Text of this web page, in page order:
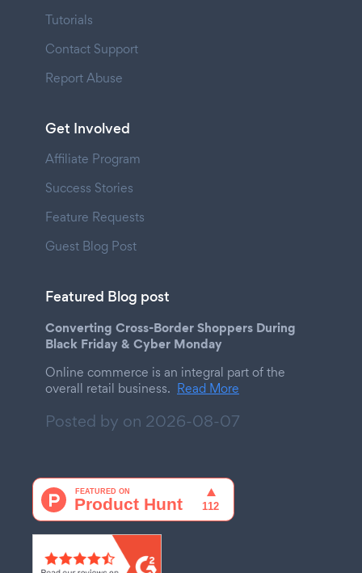
Tutorials
Contact Support
Report Abuse
Get Involved
Affiliate Program
Success Stories
Feature Requests
Guest Blog Post
Featured Blog post
Converting Cross-Border Shoppers During
Black Friday & Cyber Monday
Online commerce is an integral part of the
overall retail business. Read More
Posted by on 2026-08-07